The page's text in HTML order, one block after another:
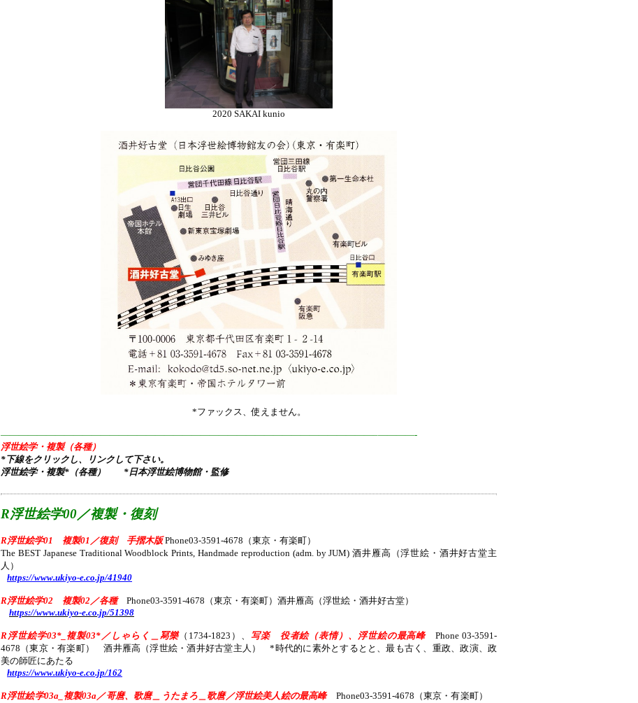
2020 SAKAI kunio
*ファックス、使えません。
—————————————————————————————————————————–————-
浮世絵学・複製（各種）
*下線をクリックし、リンクして下さい。
浮世絵学・複製*（各種） *日本浮世絵博物館・監修
R浮世絵学00／複製・復刻
R浮世絵学01 複製01／復刻 手摺木版Phone03-3591-4678（東京・有楽町）
The BEST Japanese Traditional Woodblock Prints, Handmade reproduction (adm. by JUM) 酒井雁高（浮世絵・酒井好古堂主
人）
https://www.ukiyo-e.co.jp/41940
R浮世絵学02 複製02／各種Phone03-3591-4678（東京・有楽町）酒井雁高（浮世絵・酒井好古堂）
https://www.ukiyo-e.co.jp/51398
R浮世絵学03*_複製03*／しゃらく＿冩樂（1734-1823）、 写楽 役者絵（表情）、浮世絵の最高峰Phone 03-3591-
4678（東京・有楽町） 酒井雁高（浮世絵・酒井好古堂主人） *時代的に素外とするとと、最も古く、重政、政演、政
美の師匠にあたる
https://www.ukiyo-e.co.jp/162
R浮世絵学03a_複製03a／哥麿、歌麿＿うたまろ＿歌麿／浮世絵美人絵の最高峰Phone03-3591-4678（東京・有楽町）